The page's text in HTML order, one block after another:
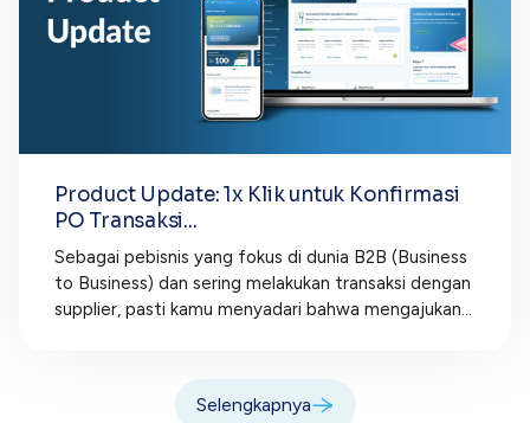
Product Update: 1x Klik untuk Konfirmasi
PO Transaksi...
Sebagai pebisnis yang fokus di dunia B2B (Business
to Business) dan sering melakukan transaksi dengan
supplier, pasti kamu menyadari bahwa mengajukan...
Selengkapnya